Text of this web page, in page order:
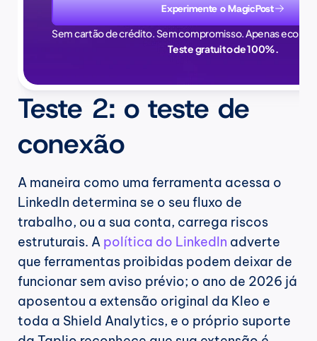
Experimente o MagicPost
Sem cartão de crédito. Sem compromisso. Apenas
Teste gratuito de 100%.
Teste 2: o teste de
conexão
A maneira como uma ferramenta acessa o
LinkedIn determina se o seu fluxo de
trabalho, ou a sua conta, carrega riscos
estruturais. A política do LinkedIn adverte
que ferramentas proibidas podem deixar de
funcionar sem aviso prévio; o ano de 2026 já
aposentou a extensão original da Kleo e
toda a Shield Analytics, e o próprio suporte